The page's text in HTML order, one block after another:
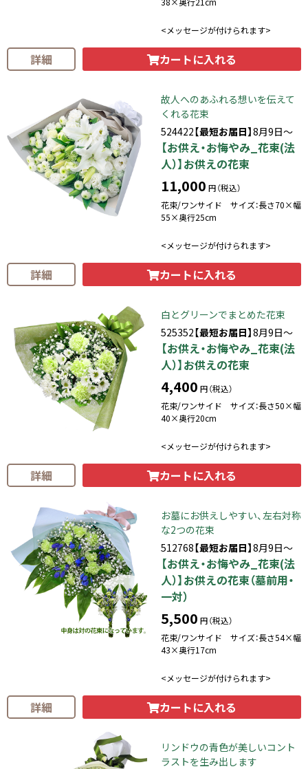
<メッセージが付けられます>
詳細 カートに入れる
故人へのあふれる想いを伝えて
くれる花束
524422【最短お届日】8月9日～
【お供え・お悔やみ_花束(法
人）】お供えの花束
11,000 円（税込）
花束/ワンサイド サイズ：長さ70×幅
55×奥行25cm
<メッセージが付けられます>
詳細 カートに入れる
白とグリーンでまとめた花束
525352【最短お届日】8月9日～
【お供え・お悔やみ_花束(法
人）】お供えの花束
4,400 円（税込）
花束/ワンサイド サイズ：長さ50×幅
40×奥行20cm
<メッセージが付けられます>
詳細 カートに入れる
お墓にお供えしやすい、左右対称
な2つの花束
512768【最短お届日】8月9日～
【お供え・お悔やみ_花束(法
人）】お供えの花束（墓前用・
一対）
5,500 円（税込）
花束/ワンサイド サイズ：長さ54×幅
43×奥行17cm
<メッセージが付けられます>
詳細 カートに入れる
リンドウの青色が美しいコント
ラストを生み出します